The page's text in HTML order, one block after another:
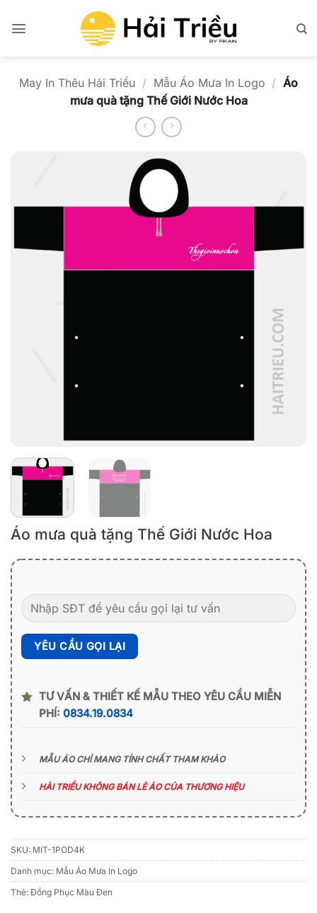
qua
May In Thêu Hải Triều / Mẫu Áo Mưa In Logo / Áo
mưa quà tặng Thế Giới Nước Hoa
Áo mưa quà tặng Thế Giới Nước Hoa
TƯ VẤN & THIẾT KẾ MẪU THEO YÊU CẦU MIỄN
PHÍ: 0834.19.0834
MẪU ÁO CHỈ MANG TÍNH CHẤT THAM KHẢO
HẢI TRIỀU KHÔNG BÁN LẺ ÁO CỦA THƯƠNG HIỆU
SKU: MIT-1POD4K
Danh mục: Mẫu Áo Mưa In Logo
Thẻ: Đồng Phục Màu Đen